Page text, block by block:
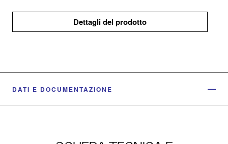
Dettagli del prodotto
DATI E DOCUMENTAZIONE